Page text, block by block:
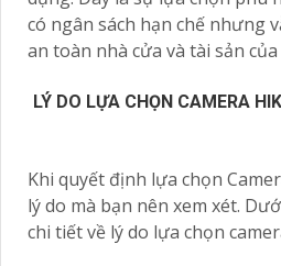
có ngân sách hạn chế nhưng
an toàn nhà cửa và tài sản
LÝ DO LỰA CHỌN CAMERA
Khi quyết định lựa chọn
lý do mà bạn nên xem xét.
chi tiết về lý do lựa chọn